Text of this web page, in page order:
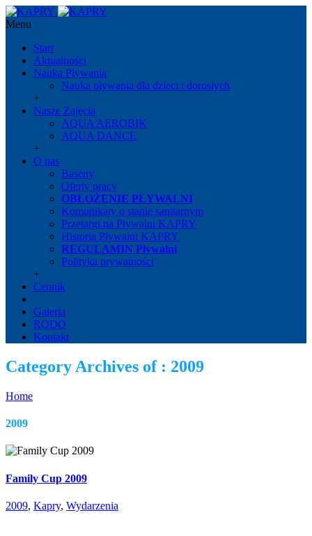
Menu
Start
Aktualności
Nauka Pływania
Nauka pływania dla dzieci i dorosłych
+
Nasze Zajęcia
AQUA AEROBIK
AQUA DANCE
+
O nas
Baseny
Oferty pracy
OBŁOŻENIE PŁYWALNI
Komunikaty o stanie sanitarnym
Przetargi na Pływalni KAPRY
Historia Pływalni KAPRY
REGULAMIN Pływalni
Polityka prywatności
+
Cennik
Galeria
RODO
Kontakt
Category Archives of : 2009
Home
2009
Family Cup 2009
2009, Kapry, Wydarzenia